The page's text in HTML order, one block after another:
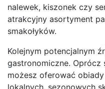
nalewek, kiszonek czy
atrakcyjny asortyment
smakołyków.
Kolejnym potencjalnym
gastronomiczne. Oprócz
możesz oferować
lokalnych, sezonowych